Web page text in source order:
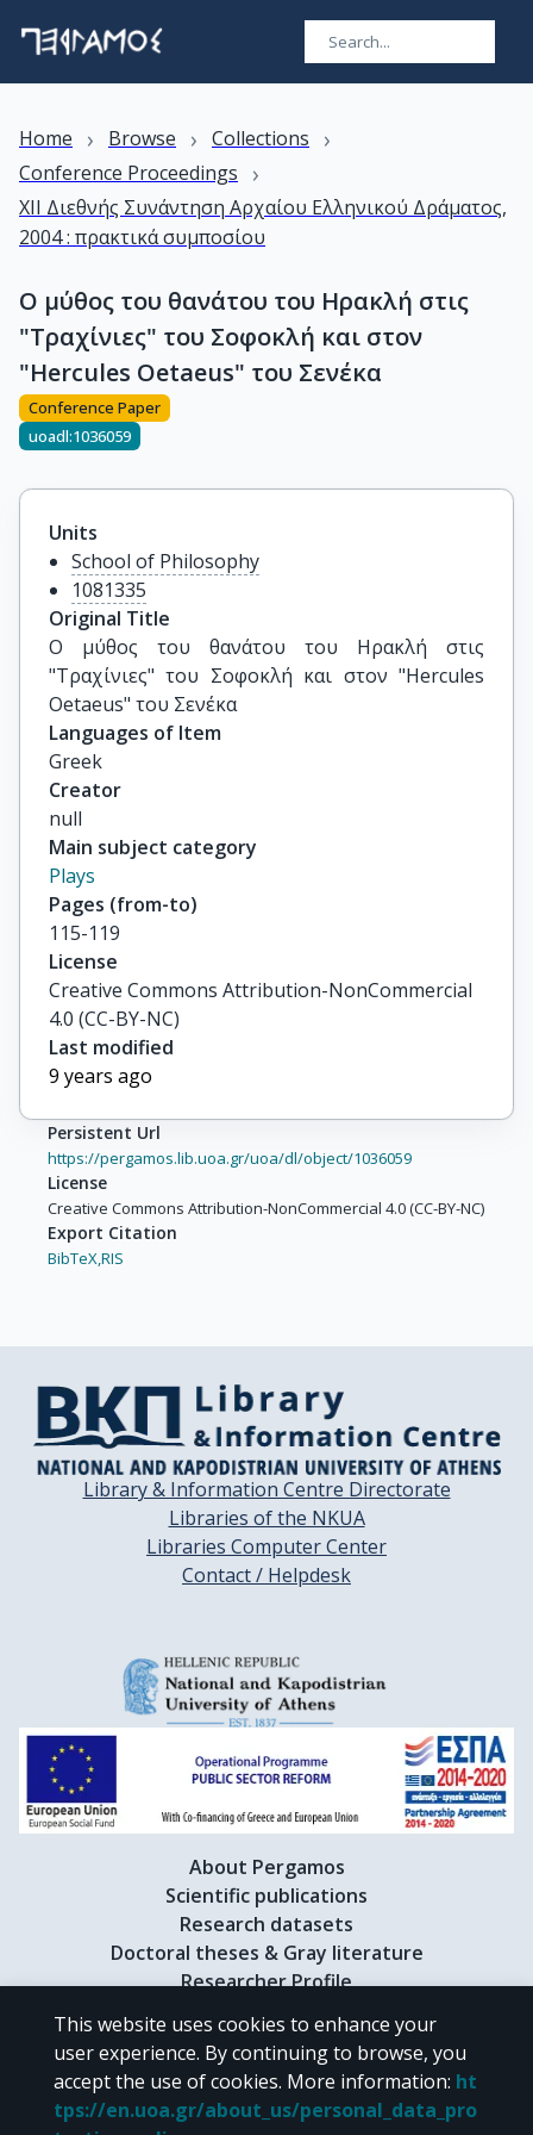
Home › Browse › Collections ›
Conference Proceedings ›
XII Διεθνής Συνάντηση Αρχαίου Ελληνικού Δράματος,
2004 : πρακτικά συμποσίου
Ο μύθος του θανάτου του Ηρακλή στις
"Τραχίνιες" του Σοφοκλή και στον
"Hercules Oetaeus" του Σενέκα
Conference Paper
uoadl:1036059
Units
School of Philosophy
1081335
Original Title
Ο μύθος του θανάτου του Ηρακλή στις
"Τραχίνιες" του Σοφοκλή και στον "Hercules
Oetaeus" του Σενέκα
Languages of Item
Greek
Creator
null
Main subject category
Plays
Pages (from-to)
115-119
License
Creative Commons Attribution-NonCommercial
4.0 (CC-BY-NC)
Last modified
9 years ago
Persistent Url
https://pergamos.lib.uoa.gr/uoa/dl/object/1036059
License
Creative Commons Attribution-NonCommercial 4.0 (CC-BY-NC)
Export Citation
BibTeX,RIS
Library & Information Centre Directorate
Libraries of the NKUA
Libraries Computer Center
Contact / Helpdesk
About Pergamos
Scientific publications
Research datasets
Doctoral theses & Gray literature
Researcher Profile
CC BY-NC 4.0
Unless otherwise noted, the material of "Pergamos" is provided under
This website uses cookies to enhance your
user experience. By continuing to browse, you
accept the use of cookies. More information: ht
tps://en.uoa.gr/about_us/personal_data_pro